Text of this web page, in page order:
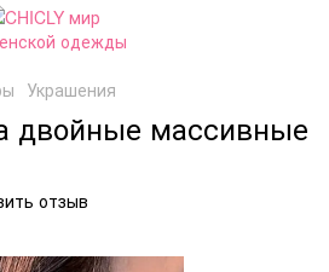
Украшения
двойные массивные
отзыв